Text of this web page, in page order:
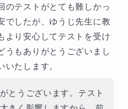
備校にて数学・化学・
のテストがとても難しかっ
でしたが、ゆうじ先生に教
より安心してテストを受け
うもありがとうございまし
たします。
とうございます。テスト